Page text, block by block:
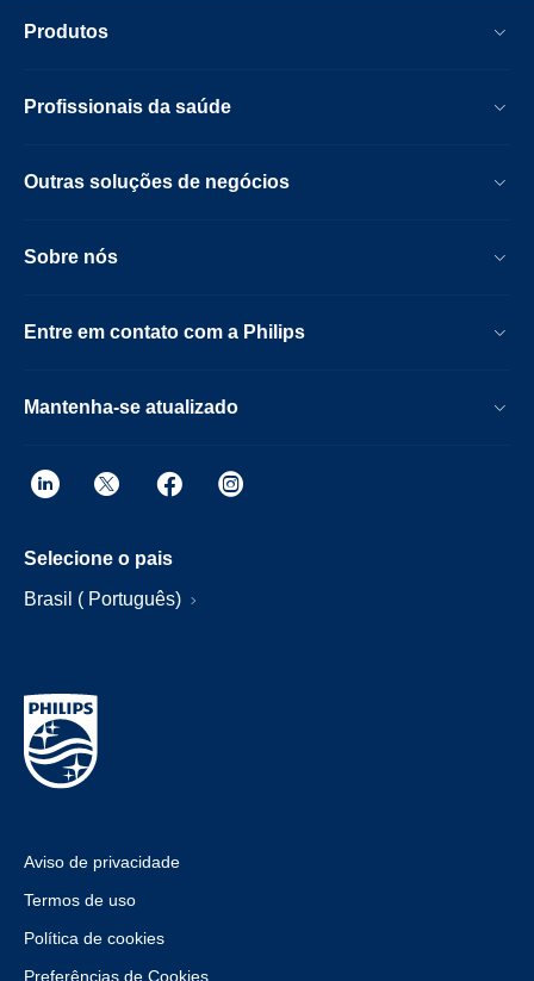
Produtos
Profissionais da saúde
Outras soluções de negócios
Sobre nós
Entre em contato com a Philips
Mantenha-se atualizado
Selecione o pais
Brasil ( Português)
Aviso de privacidade
Termos de uso
Política de cookies
Preferências de Cookies